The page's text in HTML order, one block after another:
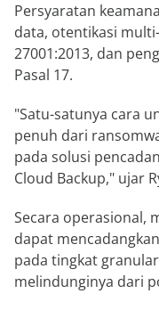
Persyaratan
data, otentikasi
27001:2013, dan
Pasal 17.
"Satu-satunya cara
penuh dari
pada solusi
Cloud Backup," ujar
Secara operasional,
dapat
pada tingkat
melindunginya dari